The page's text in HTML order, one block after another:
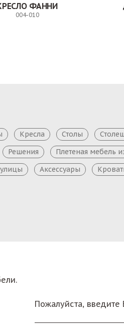
ФАННИ
004-010
Кресла Столы
Решения
Плетеная мебель
Аксессуары
Пожалуйста,